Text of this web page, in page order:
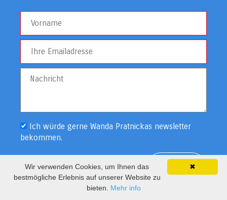
Ich würde gerne Wanda Pratnickas newsletter
bekommen.
✖
Wir verwenden Cookies, um Ihnen das
bestmögliche Erlebnis auf unserer Website zu
bieten. Mehr info